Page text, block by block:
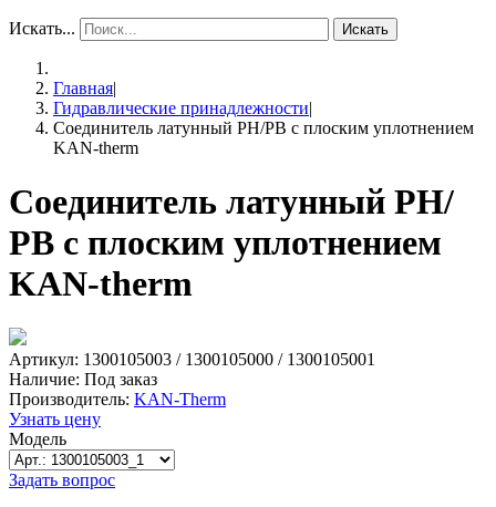
Искать... Искать
Главная|
Гидравлические принадлежности|
Соединитель латунный РН/РВ с плоским уплотнением
KAN-therm
Соединитель латунный РН/
РВ с плоским уплотнением
KAN-therm
Артикул: 1300105003 / 1300105000 / 1300105001
Наличие: Под заказ
Производитель: KAN-Therm
Узнать цену
Модель
Задать вопрос